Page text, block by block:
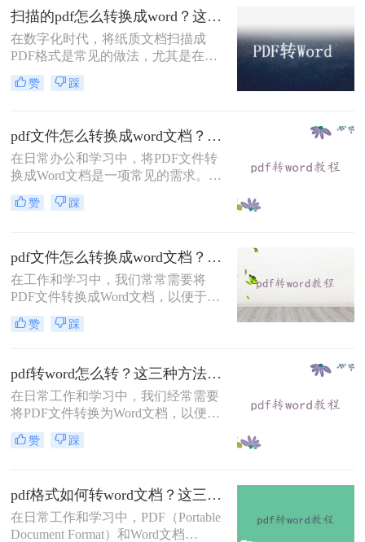
Word表格的转换。那么pdf的表格如
何转word呢？以下将详细介绍几种实
用的转换方法。
扫描的pdf怎么转换成word？这3种转换方法很不错！
在数字化时代，将纸质文档扫描成
PDF格式是常见的做法，尤其是在需
要长期保存和分享的情况下。然而，
扫描得到的PDF文件通常是图像形
描的PDF转换为Word文档，可以让我
们在保留原有版式的同时，享受编辑
和格式调整的便利。那么扫描的pdf怎
么转换成word呢？以下是一些有效的
方法，帮助你将扫描的PDF文件转换
赞 踩
pdf文件怎么转换成word文档？这三种非常简单的转换方法！
在日常办公和学习中，将PDF文件转
换成Word文档是一项常见的需求。
Word文档因其编辑灵活性和格式可控
性，使得对PDF内容的修改和重新排
用的PDF转Word的方法，帮助您轻松
实现文档格式的转换。
赞 踩
pdf文件怎么转换成word文档？这几招教你轻松转换！
在工作和学习中，我们常常需要将
PDF文件转换成Word文档，以便于编
辑和修改。虽然PDF格式保证了文档
的稳定性和跨平台兼容性，但其不易
是，现在有许多工具和方法可以帮助
我们轻松地将PDF转换为Word文档。
那么pdf文件怎么转换成word文档呢？
以下是三种常见的转换方法。
赞 踩
pdf转word怎么转？这三种方法你可以试试！
在日常工作和学习中，我们经常需要
将PDF文件转换为Word文档，以便进
行编辑、修改或重新排版。PDF文件
因其格式固定、易于分享和打印的特
转word怎么转呢？本文将介绍三种将
PDF转换成Word的实用方法，帮助您
轻松应对这一需求。
赞 踩
pdf格式如何转word文档？这三种方法你可以试试！
在日常工作和学习中，PDF（Portable
Document Format）和Word文档